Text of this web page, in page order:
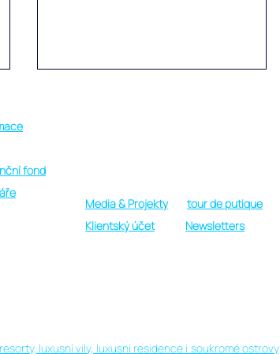
Vashafaru na Haa Alif atolu na
fond
Media & Projekty
tour de putique
Klientský účet
Newsletters
luxusní vily, luxusní residence i soukromé ostrovy,